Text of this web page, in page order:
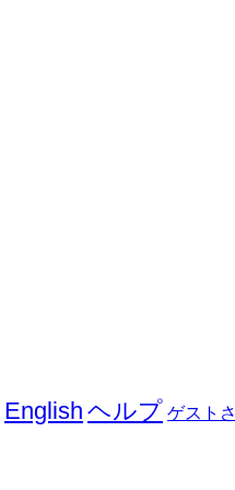
English ヘルプ ゲスト